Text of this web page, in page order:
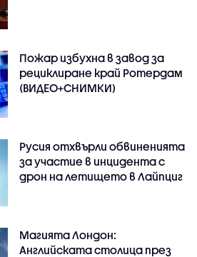
Пожар избухна в завод за
рециклиране край Ротердам
(ВИДЕО+СНИМКИ)
Русия отхвърли обвиненията
за участие в инцидента с
дрон на летището в Лайпциг
Магията Лондон:
Английската столица през